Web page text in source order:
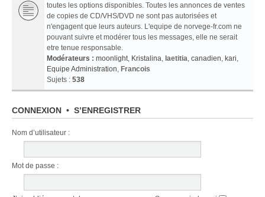
toutes les options disponibles. Toutes les annonces de ventes
de copies de CD/VHS/DVD ne sont pas autorisées et
n'engagent que leurs auteurs. L'equipe de norvege-fr.com ne
pouvant suivre et modérer tous les messages, elle ne serait
etre tenue responsable.
Modérateurs : moonlight, Kristalina, laetitia, canadien, kari,
Equipe Administration, Francois
Sujets : 538
CONNEXION • S’ENREGISTRER
Nom d’utilisateur :
Mot de passe :